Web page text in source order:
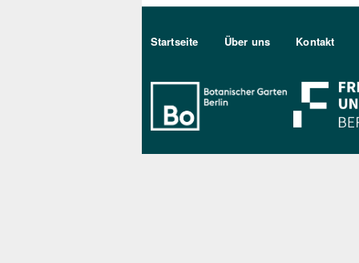
Sekundärmenu DE
Startseite Über uns Kontakt
Bo Berlin